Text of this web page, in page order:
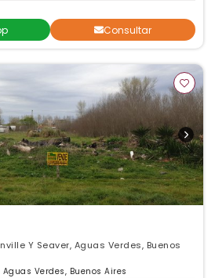
Consultar
Y Seaver, Aguas Verdes, Buenos
Verdes, Buenos Aires